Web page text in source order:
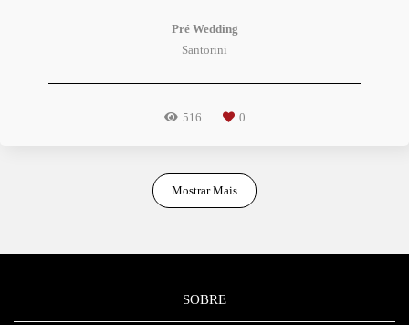
Pré Wedding
Santorini
516 0
Mostrar Mais
SOBRE